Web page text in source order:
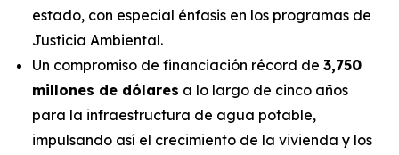
estado, con especial énfasis en los programas de
Justicia Ambiental.
Un compromiso de financiación récord de 3,750
millones de dólares a lo largo de cinco años
para la infraestructura de agua potable,
impulsando así el crecimiento de la vivienda y los